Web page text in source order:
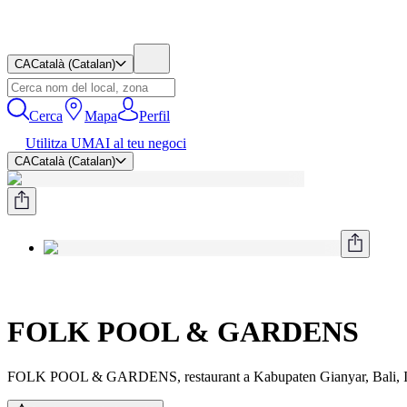
CACatalà (Catalan)
Cerca Mapa
Perfil
Utilitza UMAI al teu negoci
CACatalà (Catalan)
FOLK POOL & GARDENS
FOLK POOL & GARDENS, restaurant a Kabupaten Gianyar, Bali,